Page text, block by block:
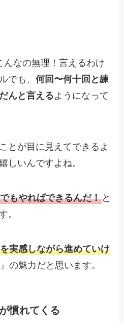
んなの無理！言えるわけ
でも、何回〜何十回と練
んと言えるようになって
とが目に見えてできるよ
しいんですよね。
もやればできるんだ！ と
。
実感しながら進めていけ
の魅力だと思います。
慣れてくる